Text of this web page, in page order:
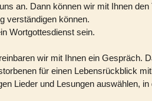
an. Dann können wir mit Ihnen
verständigen können.
Wortgottesdienst sein.
wir mit Ihnen ein Gespräch.
für einen Lebensrückblick
Lieder und Lesungen auswählen,